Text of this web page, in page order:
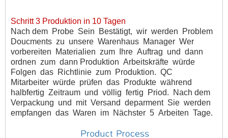
Schritt 3 Produktion in 10 Tagen
Nach dem Probe Sein Bestätigt, wir werden Problem
Doucments zu unsere Warenhaus Manager Wer
vorbereiten Materialien zum Ihre Auftrag und dann
ordnen zum dann Produktion Arbeitskräfte würde
Folgen das Richtlinie zum Produktion. QC
Mitarbeiter würde prüfen das Produkte während
halbfertig Zeitraum und völlig fertig Priod. Nach dem
Verpackung und mitVersand deparmentSie werden
empfangen das Waren im Nächster 5 Arbeiten Tage.